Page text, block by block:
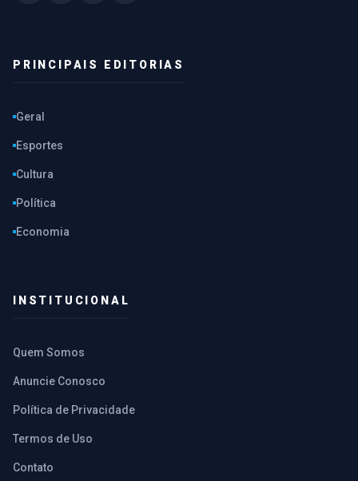
PRINCIPAIS EDITORIAS
Geral
Esportes
Cultura
Política
Economia
INSTITUCIONAL
Quem Somos
Anuncie Conosco
Política de Privacidade
Termos de Uso
Contato